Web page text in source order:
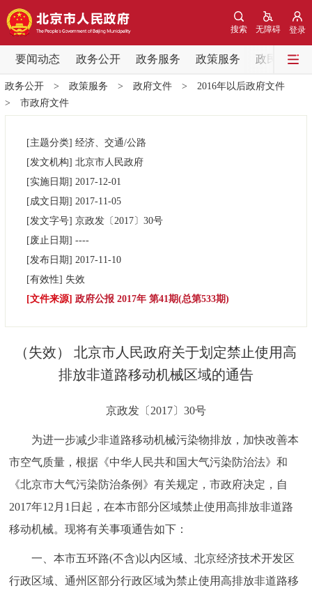
登录
无障碍
搜索
要闻动态 政务公开 政务服务 政策服务 政民互动
要闻动态
党中央精神 国务院信息 中央部委动态
各区热点
市领导
决策公开 专题公开
便民服务 利企服务 投资项目
中介服务 阳光政务
12345网上接诉即办 我要咨询 我要建议
政务公开> 政策服务 > 政府文件> 2016年以后政府文件
> 市政府文件
[主题分类] 经济、交通/公路
[发文机构] 北京市人民政府
[实施日期] 2017-12-01
[成文日期] 2017-11-05
[发文字号] 京政发〔2017〕 30号
[废止日期] ----
[发布日期] 2017-11-10
[有效性] 失效
[文件来源] 政府公报 2017年 第41期(总第533期)
（失效） 北京市人民政府关于划定禁止使用高
排放非道路移动机械区域的通告
京政发〔2017〕30号
为进一步减少非道路移动机械污染物排放，加快改善本
市空气质量，根据《中华人民共和国大气污染防治法》和
《北京市大气污染防治条例》有关规定，市政府决定，自
2017年12月1日起，在本市部分区域禁止使用高排放非道路
移动机械。现将有关事项通告如下：
一、本市五环路(不含)以内区域、北京经济技术开发区
行政区域、通州区部分行政区域为禁止使用高排放非道路移